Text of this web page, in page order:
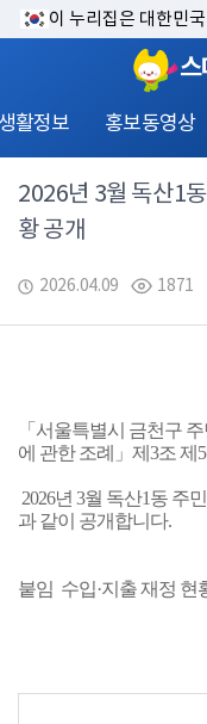
이 누리집은 대한민
활정보 홍보동영상
2026년 3월 독산1
황 공개
2026.04.09 1871
「서울특별시 금천구
에 관한 조례」제3조 제
2026년 3월 독산1동 주
과 같이 공개합니다.
붙임  수입·지출 재정 현